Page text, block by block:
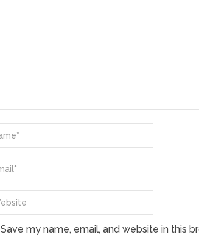
Save my name, email, and website in this